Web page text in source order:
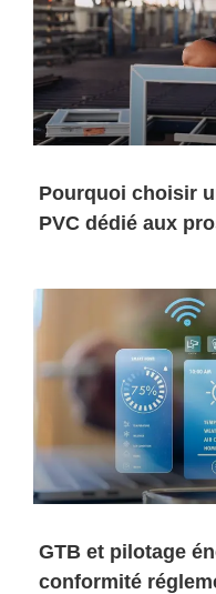
Pourquoi choisir
PVC dédié aux
GTB et pilotage
conformité